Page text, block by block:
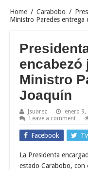
Home / Carabobo /
Ministro Paredes entrega
encabezó
Ministro
Joaquín
Jsuarez enero 9,
Leave a comment
Facebook
La Presidenta
estado Carabobo, con